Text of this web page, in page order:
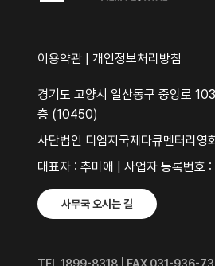
이용약관 개인정보처리방침
경기도 고양시 일산동구 중앙로
층 (10450)
사단법인 디엠지국제다큐멘터리영
대표자 : 추미애 | 사업자 등록번
사무국 오시는 길